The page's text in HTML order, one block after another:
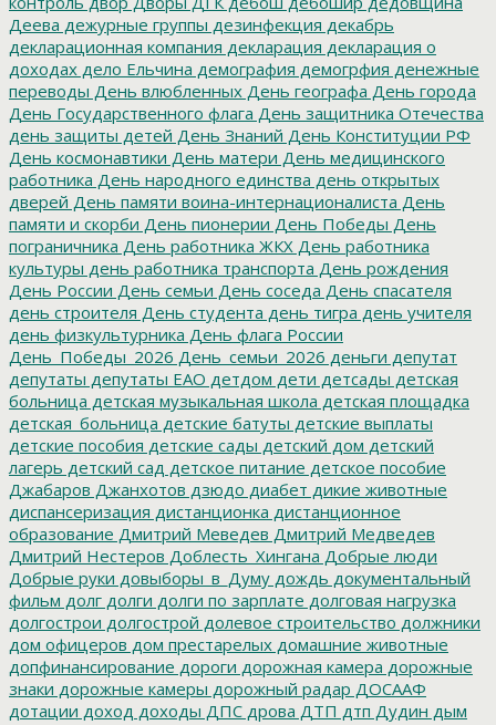
Деева дежурные группы дезинфекция декабрь
декларационная компания декларация декларация о
доходах дело Ельчина демография демогрфия денежные
переводы День влюбленных День географа День города
День Государственного флага День защитника Отечества
день защиты детей День Знаний День Конституции РФ
День космонавтики День матери День медицинского
работника День народного единства день открытых
дверей День памяти воина-интернационалиста День
памяти и скорби День пионерии День Победы День
пограничника День работника ЖКХ День работника
культуры день работника транспорта День рождения
День России День семьи День соседа День спасателя
день строителя День студента день тигра день учителя
день физкультурника День флага России
День_Победы_2026 День_семьи_2026 деньги депутат
депутаты депутаты ЕАО детдом дети детсады детская
больница детская музыкальная школа детская площадка
детская_больница детские батуты детские выплаты
детские пособия детские сады детский дом детский
лагерь детский сад детское питание детское пособие
Джабаров Джанхотов дзюдо диабет дикие животные
диспансеризация дистанционка дистанционное
образование Дмитрий Меведев Дмитрий Медведев
Дмитрий Нестеров Доблесть_Хингана Добрые люди
Добрые руки довыборы_в_Думу дождь документальный
фильм долг долги долги по зарплате долговая нагрузка
долгострои долгострой долевое строительство должники
дом офицеров дом престарелых домашние животные
допфинансирование дороги дорожная камера дорожные
знаки дорожные камеры дорожный радар ДОСААФ
дотации доход доходы ДПС дрова ДТП дтп Дудин дым